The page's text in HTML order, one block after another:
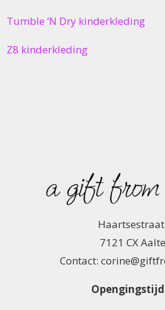
Tumble ‘N Dry kinderkleding
Z8 kinderkleding
7121 CX
Contact: